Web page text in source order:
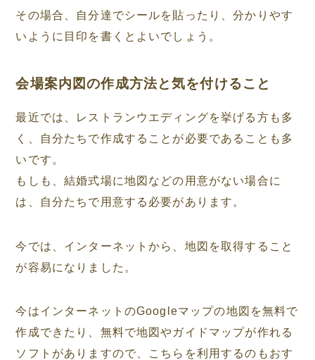
その場合、自分達でシールを貼ったり、分かりやす
いように目印を書くとよいでしょう。
会場案内図の作成方法と気を付けること
最近では、レストランウエディングを挙げる方も多
く、自分たちで作成することが必要であることも多
いです。
もしも、結婚式場に地図などの用意がない場合に
は、自分たちで用意する必要があります。
今では、インターネットから、地図を取得すること
が容易になりました。
今はインターネットのGoogleマップの地図を無料で
作成できたり、無料で地図やガイドマップが作れる
ソフトがありますので、こちらを利用するのもおす